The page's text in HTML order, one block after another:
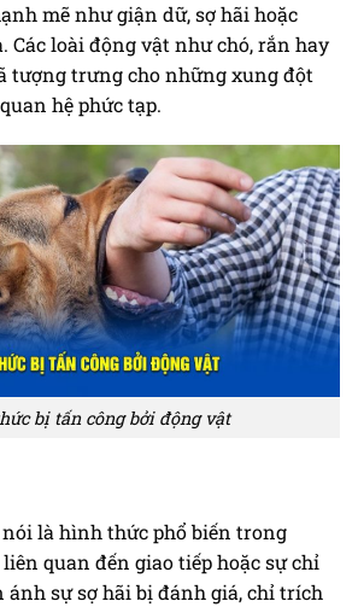
mẽ như giận dữ, sợ hãi hoặc
Các loài động vật như chó, rắn hay
tượng trưng cho những xung đột
hệ phức tạp.
bị tấn công bởi động vật
nói là hình thức phổ biến trong
quan đến giao tiếp hoặc sự chỉ
ánh sự sợ hãi bị đánh giá, chỉ trích